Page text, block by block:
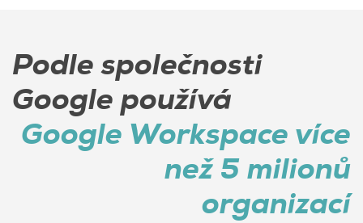
Podle společnosti
Google používá
Google Workspace více
než 5 milionů
organizací